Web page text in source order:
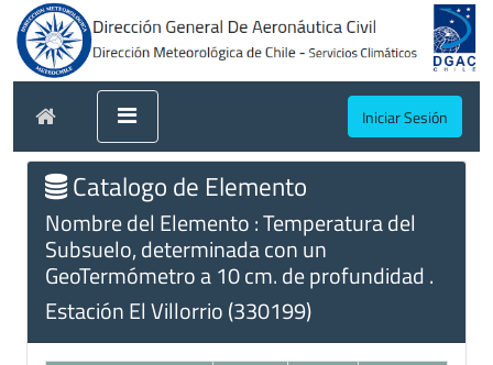
Iniciar Sesión
Catalogo de Elemento
Nombre del Elemento : Temperatura del
Subsuelo, determinada con un
GeoTermómetro a 10 cm. de profundidad .
Estación El Villorrio (330199)